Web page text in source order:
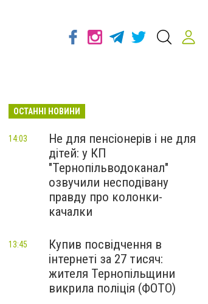
ОСТАННІ НОВИНИ
Не для пенсіонерів і не для
дітей: у КП
"Тернопільводоканал"
озвучили несподівану
правду про колонки-
качалки
14:03
Купив посвідчення в
інтернеті за 27 тисяч:
жителя Тернопільщини
викрила поліція (ФОТО)
13:45